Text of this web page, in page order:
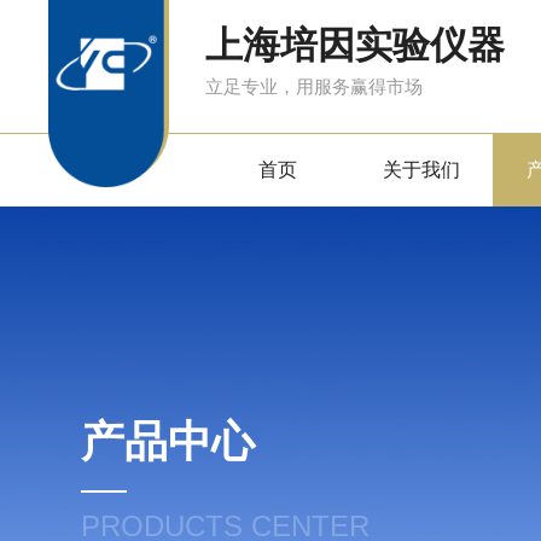
上海培因实验仪器
立足专业，用服务赢得市场
首页 关于我们
产品中心
PRODUCTS CENTER